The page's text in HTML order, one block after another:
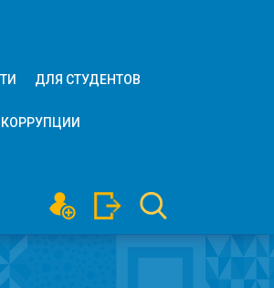
ДЛЯ СТУДЕНТОВ